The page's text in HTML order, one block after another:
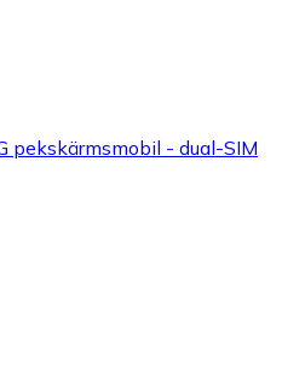
pekskärmsmobil - dual-SIM